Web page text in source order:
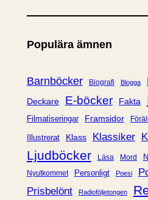
t
g
r
Populära ämnen
Barnböcker Biografi Blogga
Deckare E-böcker Fakta
Filmatiseringar Framsidor
Illustrerat Klass Klassiker
Ljudböcker
Läsa Mord
Nyutkommet Personligt Poesi
Prisbelönt
Radioföljetongen